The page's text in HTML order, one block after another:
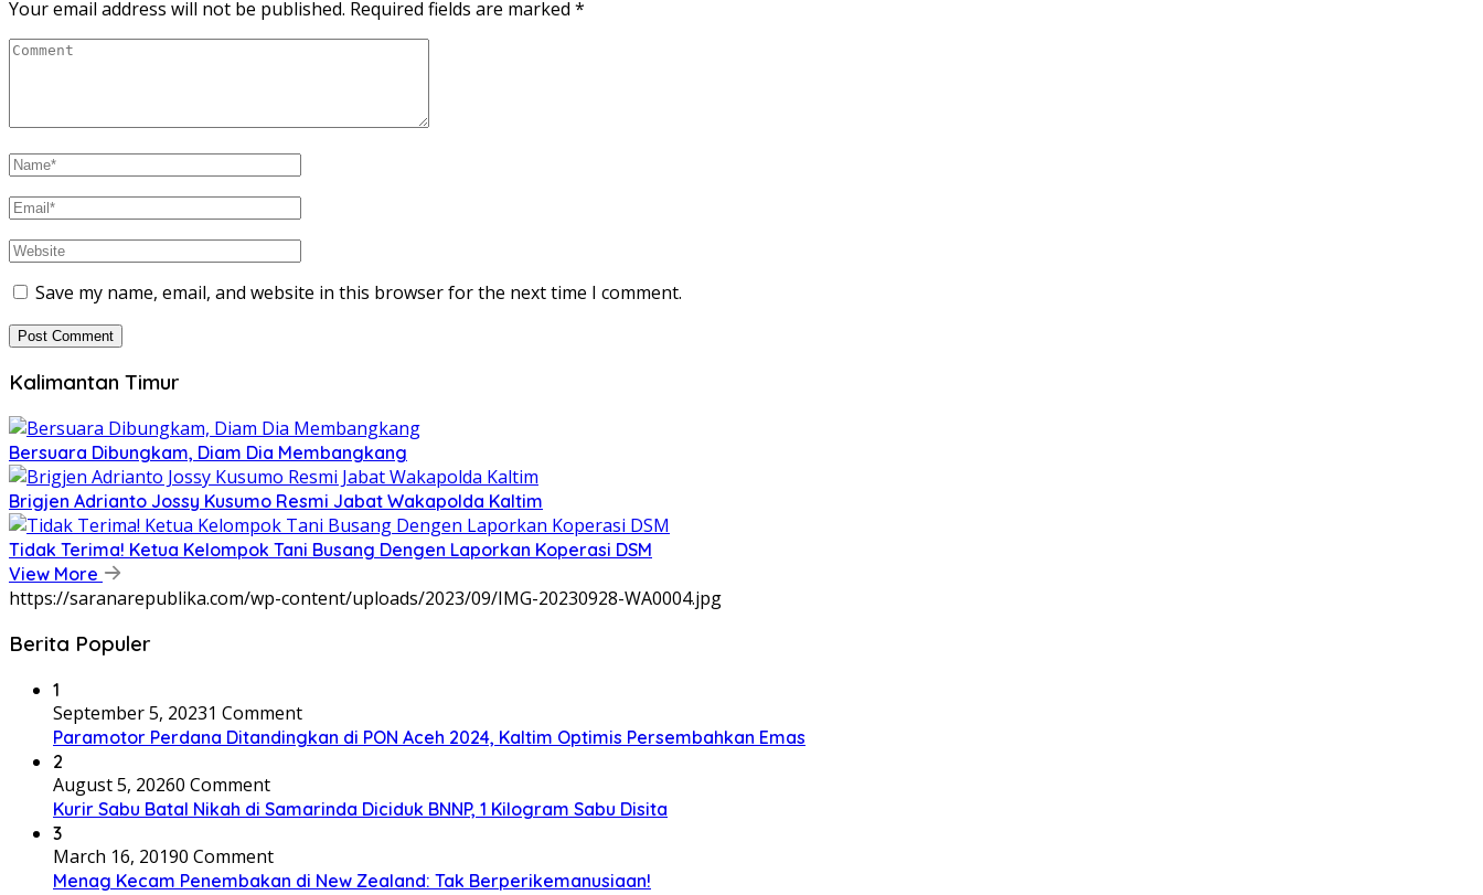
Your email address will not be published. Required fields are marked *
Save my name, email, and website in this browser for the next time I comment.
Kalimantan Timur
Bersuara Dibungkam, Diam Dia Membangkang
Brigjen Adrianto Jossy Kusumo Resmi Jabat Wakapolda Kaltim
Tidak Terima! Ketua Kelompok Tani Busang Dengen Laporkan Koperasi DSM
View More
https://saranarepublika.com/wp-content/uploads/2023/09/IMG-20230928-WA0004.jpg
Berita Populer
1
September 5, 20231 Comment
Paramotor Perdana Ditandingkan di PON Aceh 2024, Kaltim Optimis Persembahkan Emas
2
August 5, 20260 Comment
Kurir Sabu Batal Nikah di Samarinda Diciduk BNNP, 1 Kilogram Sabu Disita
3
March 16, 20190 Comment
Menag Kecam Penembakan di New Zealand: Tak Berperikemanusiaan!